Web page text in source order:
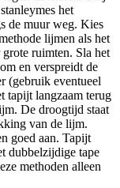
het
de muur weg. Kies
lijmen als het
ruimten. Sla het
en verspreidt de
(gebruik eventueel
tapijt langzaam terug
De droogtijd staat
van de lijm.
goed aan. Tapijt
dubbelzijdige tape
methoden alleen